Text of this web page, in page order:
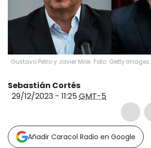
Gustavo Petro y Javier Milei. Foto: Getty Images.
Sebastián Cortés
29/12/2023 - 11:25GMT-5
Añadir Caracol Radio en Google